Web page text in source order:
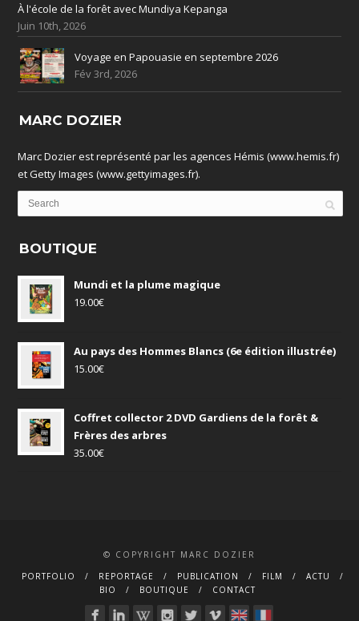
À l'école de la forêt avec Mundiya Kepanga
Juin 10th, 2026
Voyage en Papouasie en septembre 2026
Fév 3rd, 2026
MARC DOZIER
Marc Dozier est représenté par les agences Hémis (www.hemis.fr)
et Getty Images (www.gettyimages.fr).
BOUTIQUE
Mundi et la plume magique
19.00€
Au pays des Hommes Blancs (6e édition illustrée)
15.00€
Coffret collector 2 DVD Gardiens de la forêt &
Frères des arbres
35.00€
© COPYRIGHT MARC DOZIER
PORTFOLIO
REPORTAGE PUBLICATION FILM
ACTU
BIO
BOUTIQUE CONTACT